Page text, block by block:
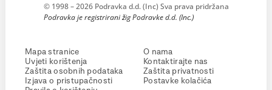
© 1998 – 2026 Podravka d.d. (Inc) Sva prava pridržana
Podravka je registrirani žig Podravke d.d. (Inc.)
Mapa stranice
Uvjeti korištenja
Zaštita osobnih podataka
Izjava o pristupačnosti
O nama
Kontaktirajte nas
Zaštita privatnosti
Postavke kolačića